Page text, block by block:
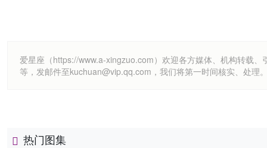
爱星座（https://www.a-xingzuo.com）欢迎各方媒体、机构转载
等，发邮件至kuchuan@vip.qq.com，我们将第一时间核实、处理
热门图集